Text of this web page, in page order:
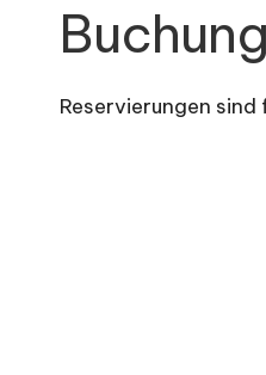
Reservierungen